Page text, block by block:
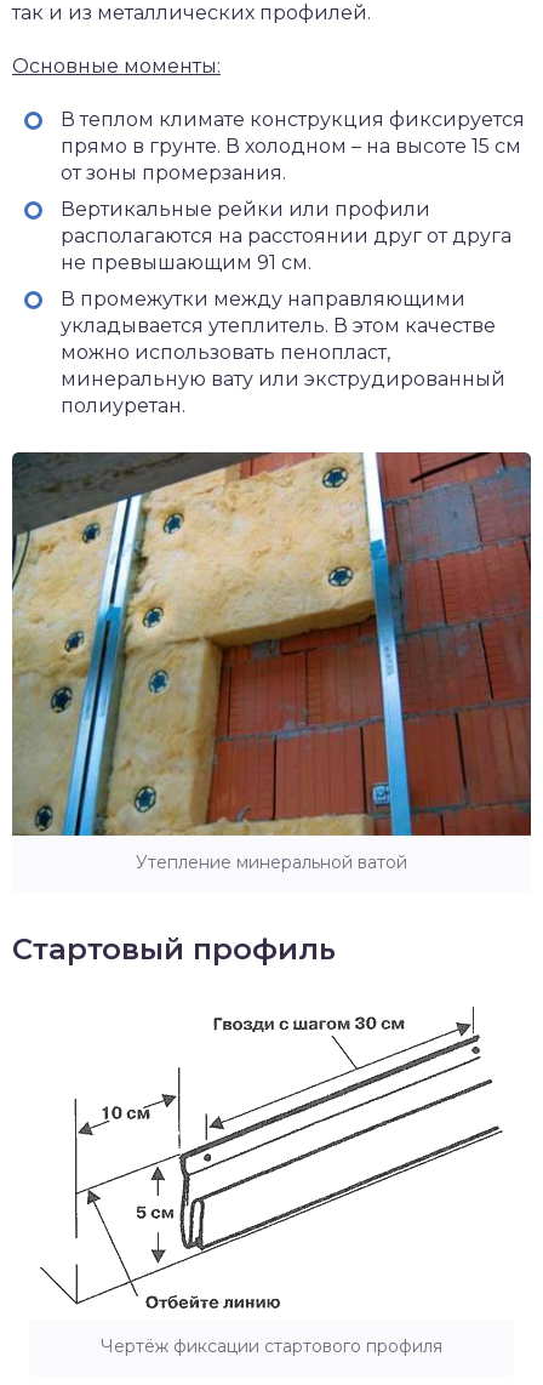
так и из металлических профилей.
Основные моменты:
В теплом климате конструкция фиксируется
прямо в грунте. В холодном – на высоте 15 см
от зоны промерзания.
Вертикальные рейки или профили
располагаются на расстоянии друг от друга
не превышающим 91 см.
В промежутки между направляющими
укладывается утеплитель. В этом качестве
можно использовать пенопласт,
минеральную вату или экструдированный
полиуретан.
Утепление минеральной ватой
Стартовый профиль
Чертёж фиксации стартового профиля